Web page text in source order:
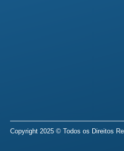
Copyright 2025 © Todos os Direitos